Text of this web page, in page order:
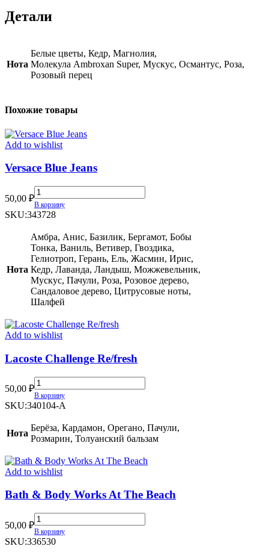
Детали
Нота
Белые цветы, Кедр, Магнолия,
Молекула Ambroxan Super, Мускус, Османтус, Роза,
Розовый перец
Похожие товары
Add to wishlist
Versace Blue Jeans
50,00 ₽
Versace
Blue
Jeans
В корзину
SKU:343728
Нота
Амбра, Анис, Базилик, Бергамот, Бобы
Тонка, Ваниль, Ветивер, Гвоздика,
Гелиотроп, Герань, Ель, Жасмин, Ирис,
Кедр, Лаванда, Ландыш, Можжевельник,
Мускус, Пачули, Роза, Розовое дерево,
Сандаловое дерево, Цитрусовые ноты,
Шалфей
Add to wishlist
Lacoste Challenge Re/fresh
50,00 ₽
Lacoste
Challenge
Re/fresh
В корзину
SKU:340104-A
Нота
Берёза, Кардамон, Орегано, Пачули,
Розмарин, Толуанский бальзам
Add to wishlist
Bath & Body Works At The Beach
50,00 ₽
Bath
&
Body
В корзину
SKU:336530